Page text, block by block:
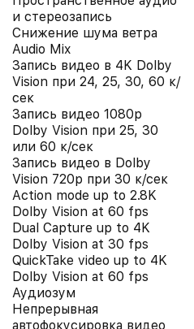
и стереозапись
Снижение шума ветра
Audio Mix
Запись видео в 4K Dolby
Vision при 24, 25, 30, 60 к/
сек
Запись видео 1080p
Dolby Vision при 25, 30
или 60 к/сек
Запись видео в Dolby
Vision 720p при 30 к/сек
Action mode up to 2.8K
Dolby Vision at 60 fps
Dual Capture up to 4K
Dolby Vision at 30 fps
QuickTake video up to 4K
Dolby Vision at 60 fps
Аудиозум
Непрерывная
автофокусировка видео